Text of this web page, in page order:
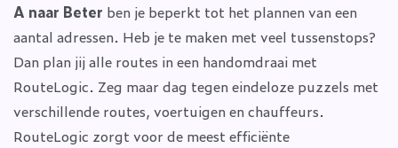
A naar Beter ben je beperkt tot het plannen van een
aantal adressen. Heb je te maken met veel tussenstops?
Dan plan jij alle routes in een handomdraai met
RouteLogic. Zeg maar dag tegen eindeloze puzzels met
verschillende routes, voertuigen en chauffeurs.
RouteLogic zorgt voor de meest efficiënte